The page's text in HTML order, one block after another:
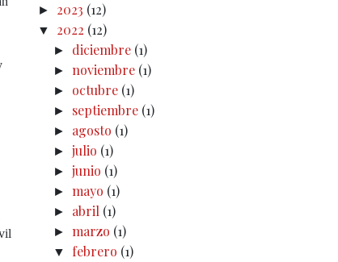
► 2023 (12)
▼ 2022 (12)
► diciembre (1)
►noviembre (1)
► octubre (1)
► septiembre (1)
► agosto (1)
►julio (1)
►junio (1)
►mayo (1)
► abril (1)
►marzo (1)
▼ febrero (1)